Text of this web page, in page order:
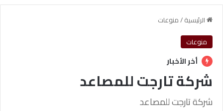
الرئيسية/منوعات
منوعات
أخر الأخبار
شركة تارجت للمصاعد
شركة تارجت للمصاعد